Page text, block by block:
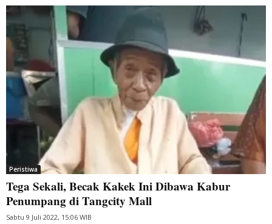
Peristiwa
Tega Sekali, Becak Kakek Ini Dibawa Kabur
Penumpang di Tangcity Mall
Sabtu 9 Juli 2022, 15:06 WIB